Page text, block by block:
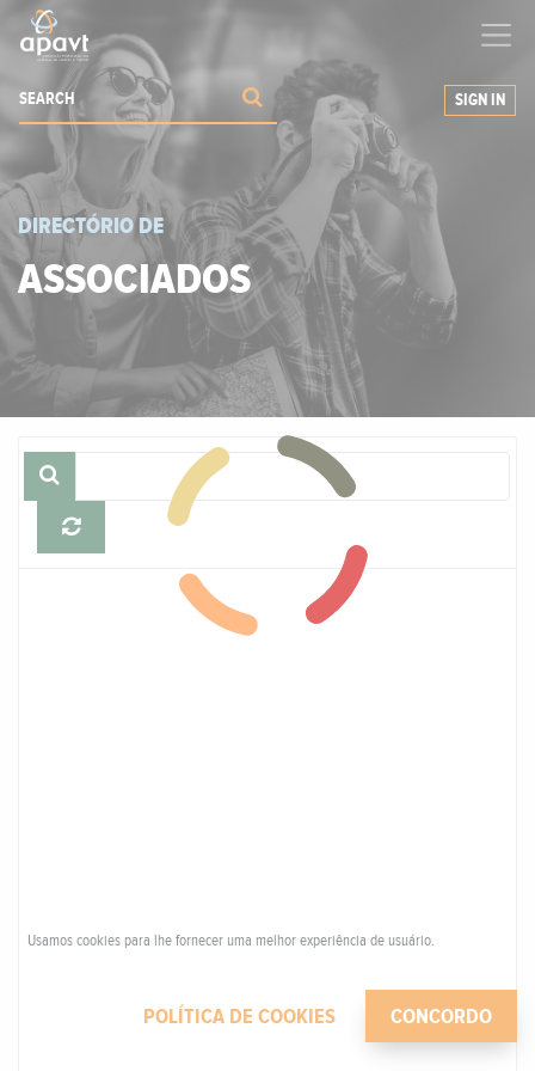
grow your business
SIGN IN
DIRECTÓRIO DE
ASSOCIADOS
Usamos cookies para lhe fornecer uma melhor experiência de usuário.
POLÍTICA DE COOKIES CONCORDO